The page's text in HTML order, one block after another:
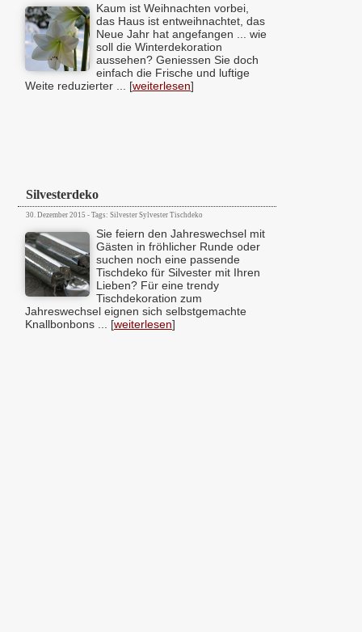
Kaum ist Weihnachten vorbei,
das Haus ist entweihnachtet, das
Neue Jahr hat angefangen ... wie
soll die Winterdekoration
aussehen? Geniessen Sie doch
einfach die Frische und luftige
Weite reduzierter ... [weiterlesen]
Silvesterdeko
30. Dezember 2015 - Tags: Silvester Sylvester Tischdeko
Sie feiern den Jahreswechsel mit
Gästen in fröhlicher Runde oder
suchen noch eine passende
Tischdeko für Silvester mit Ihren
Lieben? Für eine trendy
Tischdekoration zum
Jahreswechsel eignen sich selbstgemachte
Knallbonbons ... [weiterlesen]